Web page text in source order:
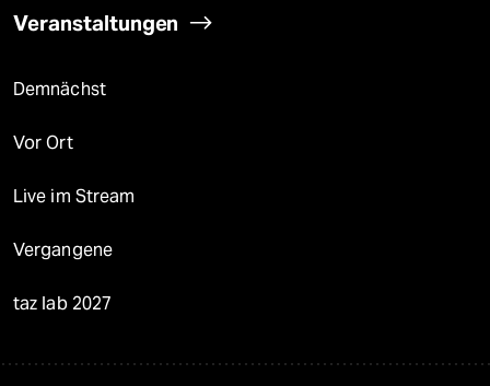
Veranstaltungen
Demnächst
Vor Ort
Live im Stream
Vergangene
taz lab 2027